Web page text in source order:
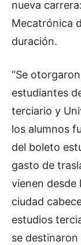
nueva
Mecatrónica
duración.
“Se
estudiantes
terciario y
los alumnos
del boleto
gasto de
vienen desde
ciudad
estudios
se